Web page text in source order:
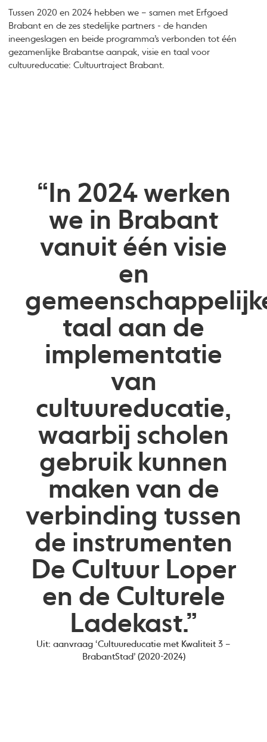
Tussen 2020 en 2024 hebben we – samen met Erfgoed
Brabant en de zes stedelijke partners - de handen
ineengeslagen en beide programma’s verbonden tot één
gezamenlijke Brabantse aanpak, visie en taal voor
cultuureducatie: Cultuurtraject Brabant.
“In 2024 werken
we in Brabant
vanuit één visie
en
taal aan de
implementatie
van
cultuureducatie,
waarbij scholen
gebruik kunnen
maken van de
verbinding tussen
de instrumenten
De Cultuur Loper
en de Culturele
Ladekast.”
Uit: aanvraag ‘Cultuureducatie met Kwaliteit 3 –
BrabantStad’ (2020-2024)